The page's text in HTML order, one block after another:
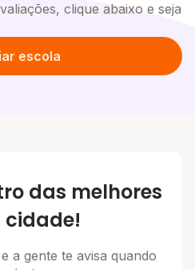
clique abaixo e seja
escola
das melhores
cidade!
a gente te avisa quando